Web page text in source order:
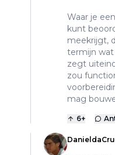
Waar je
kunt
meekrijgt,
termijn
zegt
zou
mag
6+